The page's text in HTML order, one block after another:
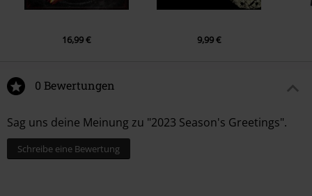
16,99 € 9,99 €
0 Bewertungen
Sag uns deine Meinung zu "2023 Season's Greetings".
Schreibe eine Bewertung